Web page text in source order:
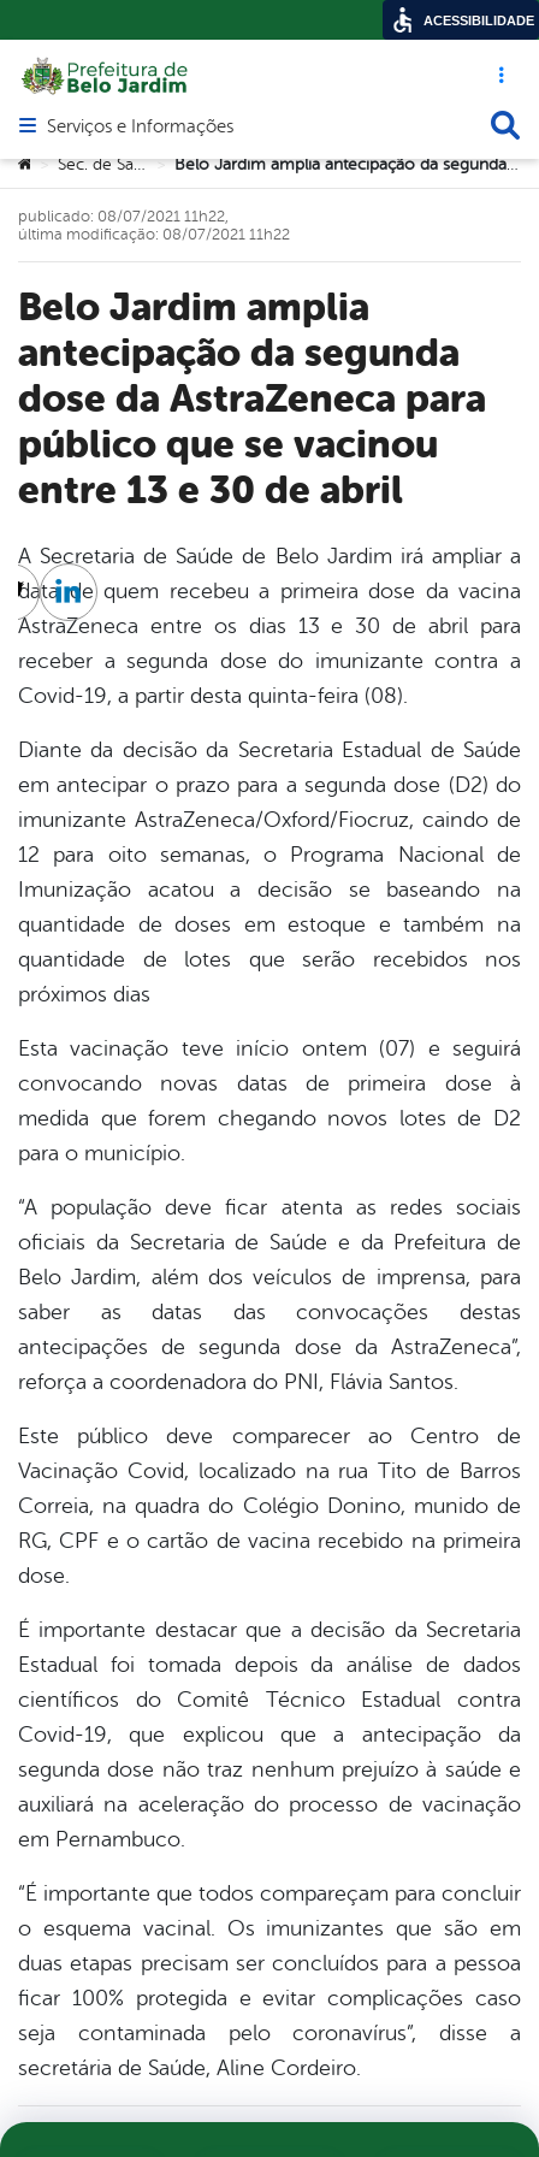
Acesso
Abrir menu principal de navegação
Serviços e Informações
Você está aqui:
> Sec. de Saúde > Belo Jardim amplia antecipação da segunda dose da AstraZeneca para público que se vacinou entre 13 e 30 de abril
Belo Jardim amplia
antecipação da segunda
dose da AstraZeneca para
público que se vacinou
entre 13 e 30 de abril
publicado: 08/07/2021 11h22,
última modificação: 08/07/2021 11h22
A Secretaria de Saúde de Belo Jardim irá ampliar a
data de quem recebeu a primeira dose da vacina
AstraZeneca entre os dias 13 e 30 de abril para
receber a segunda dose do imunizante contra a
Covid-19, a partir desta quinta-feira (08).
Diante da decisão da Secretaria Estadual de Saúde
em antecipar o prazo para a segunda dose (D2) do
imunizante AstraZeneca/Oxford/Fiocruz, caindo de
12 para oito semanas, o Programa Nacional de
Imunização acatou a decisão se baseando na
quantidade de doses em estoque e também na
quantidade de lotes que serão recebidos nos
próximos dias
Esta vacinação teve início ontem (07) e seguirá
convocando novas datas de primeira dose à
medida que forem chegando novos lotes de D2
para o município.
“A população deve ficar atenta as redes sociais
oficiais da Secretaria de Saúde e da Prefeitura de
Belo Jardim, além dos veículos de imprensa, para
saber as datas das convocações destas
antecipações de segunda dose da AstraZeneca”,
reforça a coordenadora do PNI, Flávia Santos.
Este público deve comparecer ao Centro de
Vacinação Covid, localizado na rua Tito de Barros
Correia, na quadra do Colégio Donino, munido de
RG, CPF e o cartão de vacina recebido na primeira
dose.
É importante destacar que a decisão da Secretaria
Estadual foi tomada depois da análise de dados
científicos do Comitê Técnico Estadual contra
Covid-19, que explicou que a antecipação da
segunda dose não traz nenhum prejuízo à saúde e
auxiliará na aceleração do processo de vacinação
em Pernambuco.
“É importante que todos compareçam para concluir
o esquema vacinal. Os imunizantes que são em
duas etapas precisam ser concluídos para a pessoa
ficar 100% protegida e evitar complicações caso
seja contaminada pelo coronavírus”, disse a
secretária de Saúde, Aline Cordeiro.
Twitter
Linkedin
ACESSIBILIDADE